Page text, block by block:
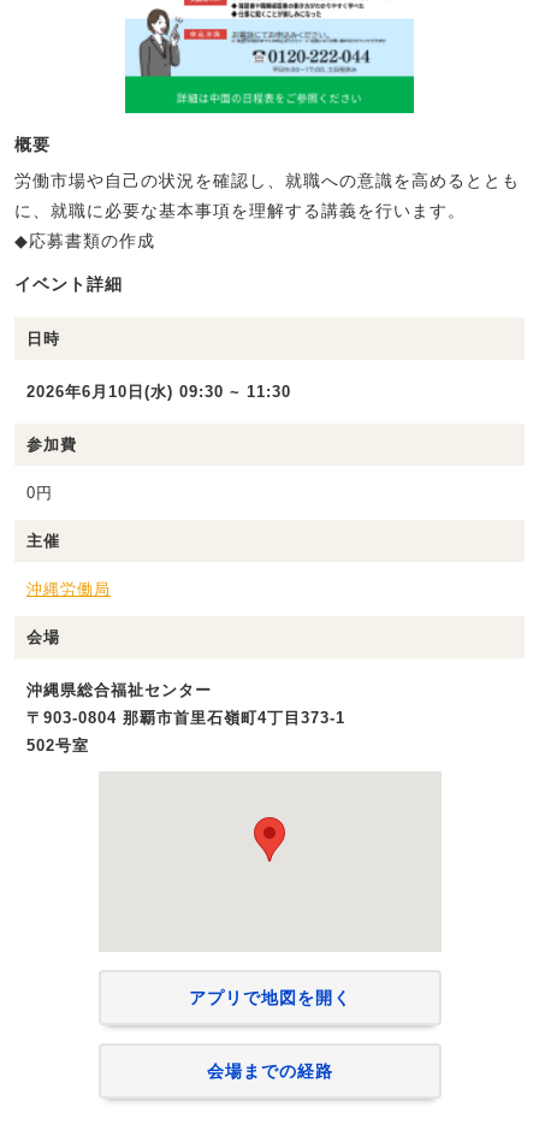
概要
労働市場や自己の状況を確認し、就職への意識を高めるととも
に、就職に必要な基本事項を理解する講義を行います。
◆応募書類の作成
イベント詳細
日時
2026年6月10日(水) 09:30 ~ 11:30
参加費
0円
主催
沖縄労働局
会場
沖縄県総合福祉センター
〒903-0804 那覇市首里石嶺町4丁目373-1
502号室
アプリで地図を開く
会場までの経路